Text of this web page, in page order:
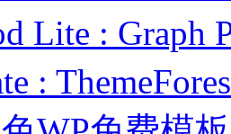
Lite : Graph
: